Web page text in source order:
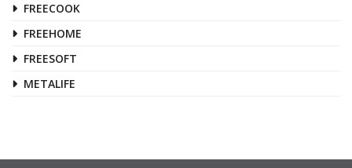
FREECOOK
FREEHOME
FREESOFT
METALIFE